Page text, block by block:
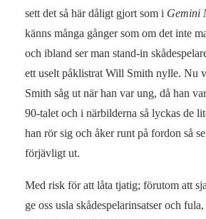
sett det så här dåligt gjort som i Gemini
känns många gånger som om det inte
och ibland ser man stand-in
ett uselt påklistrat Will Smith nylle. Nu
Smith såg ut när han var ung, då han
90-talet och i närbilderna så lyckas de
han rör sig och åker runt på fordon så
förjävligt ut.
Med risk för att låta tjatig; förutom att
ge oss usla skådespelarinsatser och